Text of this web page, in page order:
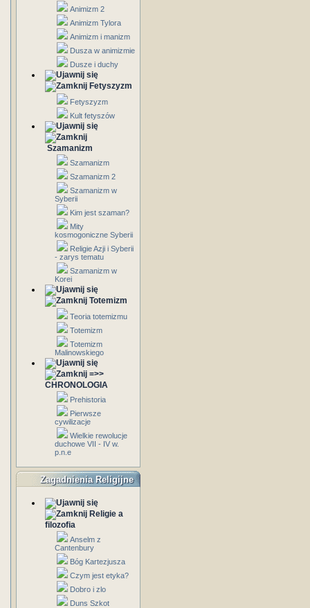
Animizm 2
Animizm Tylora
Animizm i manizm
Dusza w animizmie
Dusze i duchy
Fetyszyzm
Fetyszyzm
Kult fetyszów
Szamanizm
Szamanizm
Szamanizm 2
Szamanizm w
Syberii
Kim jest szaman?
Mity
kosmogoniczne Syberii
Religie Azji i Syberii
- zarys tematu
Szamanizm w
Korei
Totemizm
Teoria totemizmu
Totemizm
Totemizm
Malinowskiego
=>>
CHRONOLOGIA
Prehistoria
Pierwsze
cywilizacje
Wielkie rewolucje
duchowe VII - IV w.
p.n.e
Zagadnienia Religijne
Religie a
filozofia
Anselm z
Cantenbury
Bóg Kartezjusza
Czym jest etyka?
Dobro i zlo
Duns Szkot